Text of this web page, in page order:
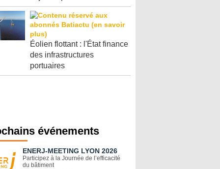
Éolien flottant : l'État finance
des infrastructures
portuaires
événements
ENERJ-MEETING LYON 2026
Participez à la Journée de l’efficacité
du bâtiment